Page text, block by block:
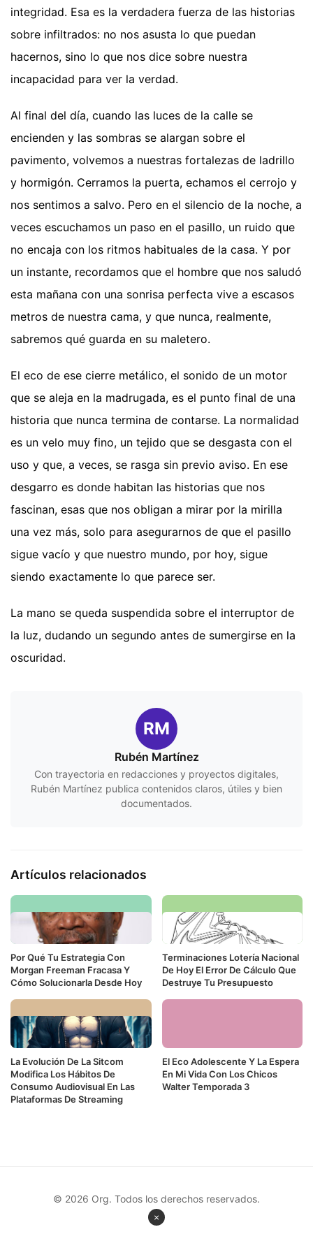
integridad. Esa es la verdadera fuerza de las historias
sobre infiltrados: no nos asusta lo que puedan
hacernos, sino lo que nos dice sobre nuestra
incapacidad para ver la verdad.
Al final del día, cuando las luces de la calle se
encienden y las sombras se alargan sobre el
pavimento, volvemos a nuestras fortalezas de ladrillo
y hormigón. Cerramos la puerta, echamos el cerrojo y
nos sentimos a salvo. Pero en el silencio de la noche, a
veces escuchamos un paso en el pasillo, un ruido que
no encaja con los ritmos habituales de la casa. Y por
un instante, recordamos que el hombre que nos saludó
esta mañana con una sonrisa perfecta vive a escasos
metros de nuestra cama, y que nunca, realmente,
sabremos qué guarda en su maletero.
El eco de ese cierre metálico, el sonido de un motor
que se aleja en la madrugada, es el punto final de una
historia que nunca termina de contarse. La normalidad
es un velo muy fino, un tejido que se desgasta con el
uso y que, a veces, se rasga sin previo aviso. En ese
desgarro es donde habitan las historias que nos
fascinan, esas que nos obligan a mirar por la mirilla
una vez más, solo para asegurarnos de que el pasillo
sigue vacío y que nuestro mundo, por hoy, sigue
siendo exactamente lo que parece ser.
La mano se queda suspendida sobre el interruptor de
la luz, dudando un segundo antes de sumergirse en la
oscuridad.
RM
Rubén Martínez
Con trayectoria en redacciones y proyectos digitales,
Rubén Martínez publica contenidos claros, útiles y bien
documentados.
Artículos relacionados
Por Qué Tu Estrategia Con
Morgan Freeman Fracasa Y
Cómo Solucionarla Desde Hoy
Terminaciones Lotería Nacional
De Hoy El Error De Cálculo Que
Destruye Tu Presupuesto
La Evolución De La Sitcom
Modifica Los Hábitos De
Consumo Audiovisual En Las
Plataformas De Streaming
El Eco Adolescente Y La Espera
En Mi Vida Con Los Chicos
Walter Temporada 3
×
© 2026 Org. Todos los derechos reservados.